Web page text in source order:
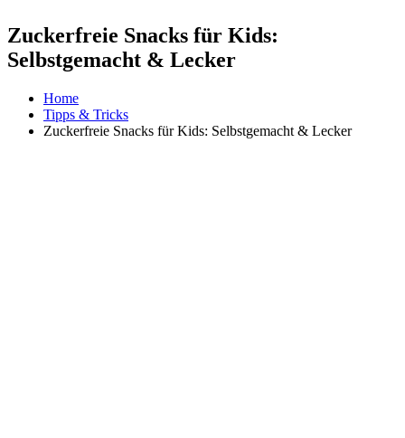
Zuckerfreie Snacks für Kids:
Selbstgemacht & Lecker
Home
Tipps & Tricks
Zuckerfreie Snacks für Kids: Selbstgemacht & Lecker